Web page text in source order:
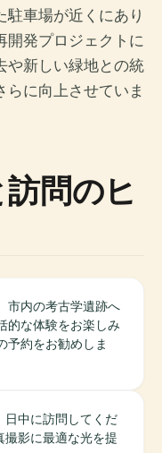
車場が近くにあり
開発プロジェクトに
や新しい緑地との統
に向上させていま
問のヒ
市内の考古学遺跡へ
的な体験をお楽しみ
予約をお勧めしま
日中に訪問してくだ
撮影に最適な光を提